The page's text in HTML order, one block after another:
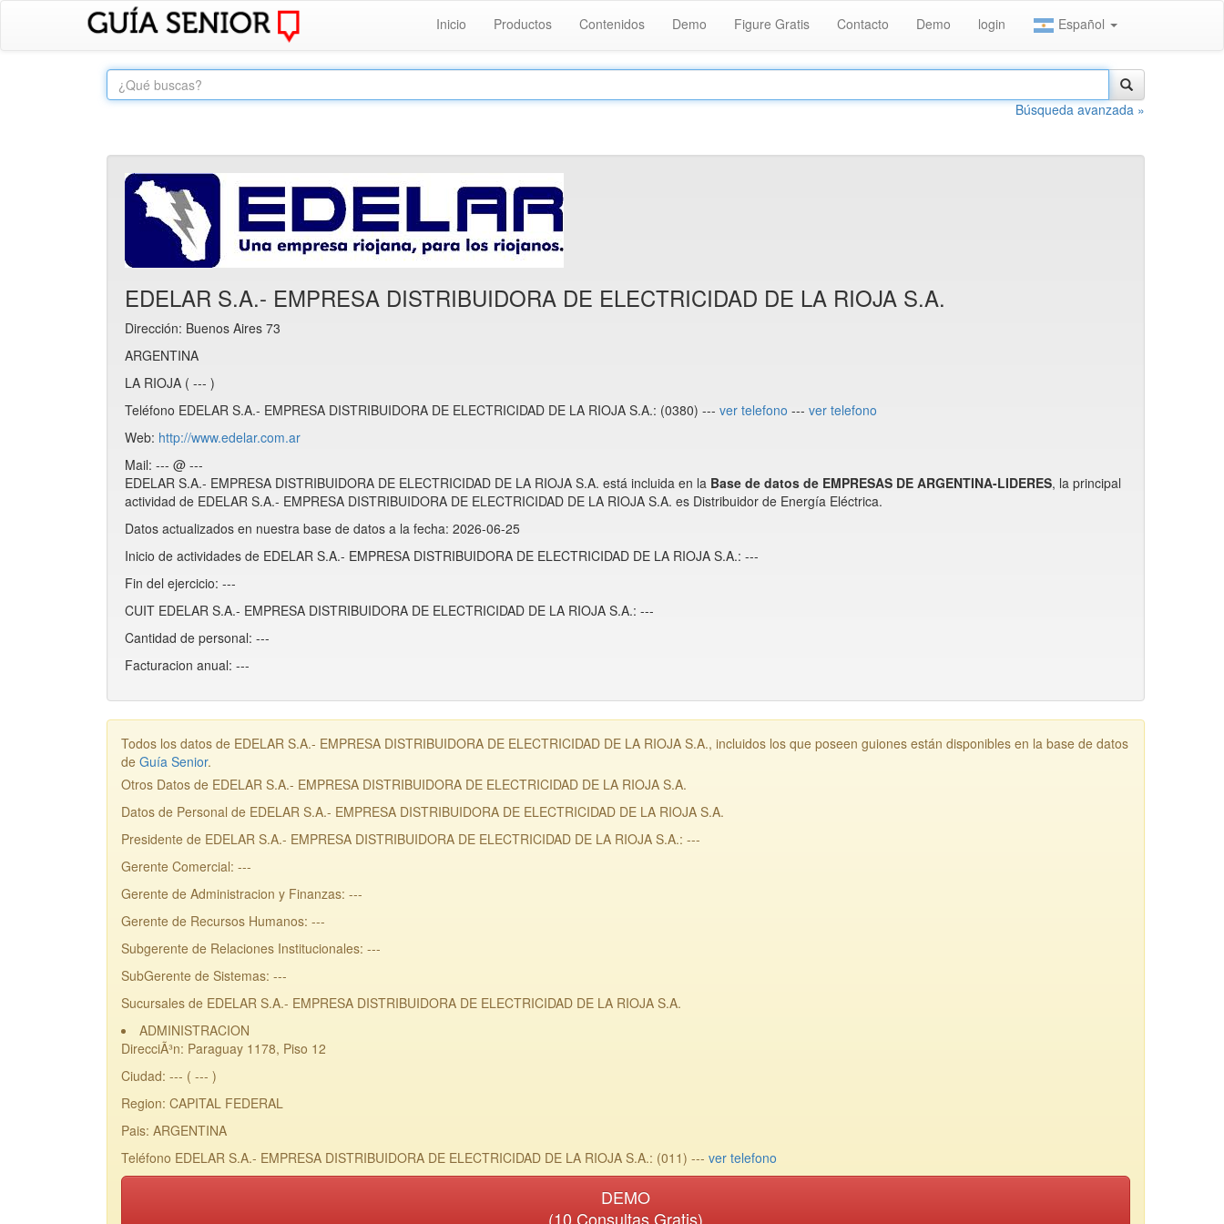
Inicio Productos Contenidos Demo Figure Gratis Contacto Demo login Español
Búsqueda avanzada »
EDELAR S.A.- EMPRESA DISTRIBUIDORA DE ELECTRICIDAD DE LA RIOJA S.A.
Dirección: Buenos Aires 73
ARGENTINA
LA RIOJA ( --- )
Teléfono EDELAR S.A.- EMPRESA DISTRIBUIDORA DE ELECTRICIDAD DE LA RIOJA S.A.: (0380) --- ver telefono --- ver telefono
Web: http://www.edelar.com.ar
Mail: --- @ ---
EDELAR S.A.- EMPRESA DISTRIBUIDORA DE ELECTRICIDAD DE LA RIOJA S.A. está incluida en la Base de datos de EMPRESAS DE ARGENTINA-LIDERES, la principal
actividad de EDELAR S.A.- EMPRESA DISTRIBUIDORA DE ELECTRICIDAD DE LA RIOJA S.A. es Distribuidor de Energía Eléctrica.
Datos actualizados en nuestra base de datos a la fecha: 2026-06-25
Inicio de actividades de EDELAR S.A.- EMPRESA DISTRIBUIDORA DE ELECTRICIDAD DE LA RIOJA S.A.: ---
Fin del ejercicio: ---
CUIT EDELAR S.A.- EMPRESA DISTRIBUIDORA DE ELECTRICIDAD DE LA RIOJA S.A.: ---
Cantidad de personal: ---
Facturacion anual: ---
Todos los datos de EDELAR S.A.- EMPRESA DISTRIBUIDORA DE ELECTRICIDAD DE LA RIOJA S.A., incluidos los que poseen guiones están disponibles en la base de datos
de Guía Senior.
Otros Datos de EDELAR S.A.- EMPRESA DISTRIBUIDORA DE ELECTRICIDAD DE LA RIOJA S.A.
Datos de Personal de EDELAR S.A.- EMPRESA DISTRIBUIDORA DE ELECTRICIDAD DE LA RIOJA S.A.
Presidente de EDELAR S.A.- EMPRESA DISTRIBUIDORA DE ELECTRICIDAD DE LA RIOJA S.A.: ---
Gerente Comercial: ---
Gerente de Administracion y Finanzas: ---
Gerente de Recursos Humanos: ---
Subgerente de Relaciones Institucionales: ---
SubGerente de Sistemas: ---
Sucursales de EDELAR S.A.- EMPRESA DISTRIBUIDORA DE ELECTRICIDAD DE LA RIOJA S.A.
ADMINISTRACION
DirecciÃ³n: Paraguay 1178, Piso 12
Ciudad: --- ( --- )
Region: CAPITAL FEDERAL
Pais: ARGENTINA
Teléfono EDELAR S.A.- EMPRESA DISTRIBUIDORA DE ELECTRICIDAD DE LA RIOJA S.A.: (011) --- ver telefono
DEMO
(10 Consultas Gratis)